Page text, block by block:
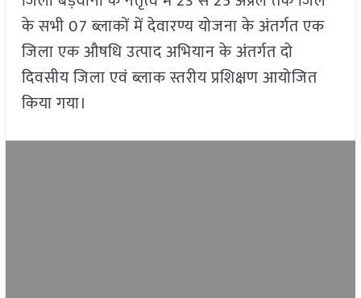
के सभी 07 ब्लाकों में देवारण्य योजना के अंतर्गत एक
जिला एक औषधि उत्पाद अभियान के अंतर्गत दो
दिवसीय जिला एवं ब्लाक स्तरीय प्रशिक्षण आयोजित
किया गया।